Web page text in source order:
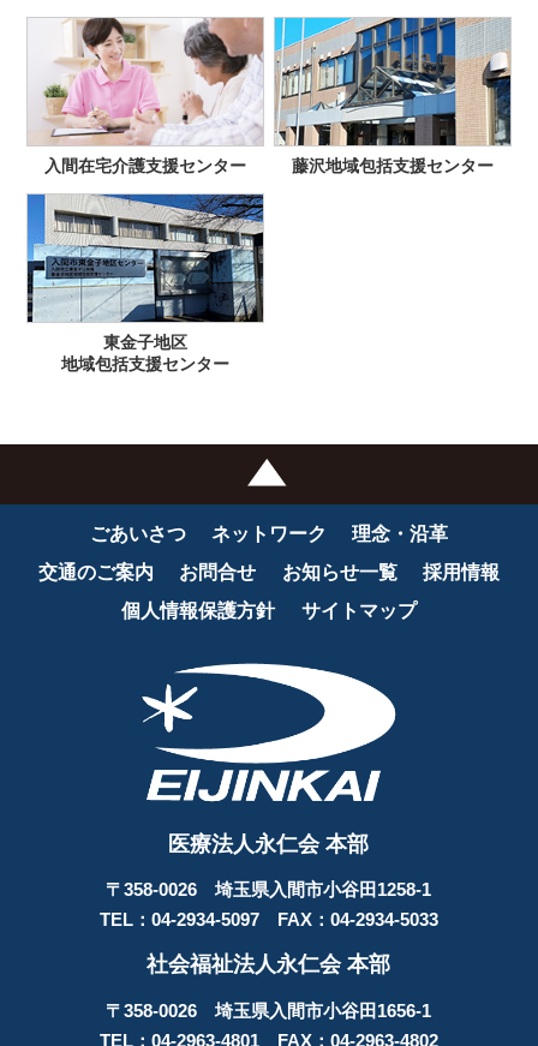
入間在宅介護支援センター 藤沢地域包括支援センター
東金子地区
地域包括支援センター
ごあいさつ ネットワーク
理念・沿革
交通のご案内
お問合せ お知らせ一覧
採用情報
個人情報保護方針
サイトマップ
医療法人永仁会 本部
〒358-0026 埼玉県入間市小谷田1258-1
TEL：04-2934-5097 FAX：04-2934-5033
社会福祉法人永仁会 本部
〒358-0026 埼玉県入間市小谷田1656-1
TEL：04-2963-4801 FAX：04-2963-4802